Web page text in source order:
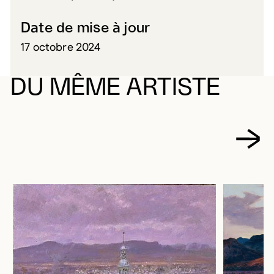
Date de mise à jour
17 octobre 2024
DU MÊME ARTISTE